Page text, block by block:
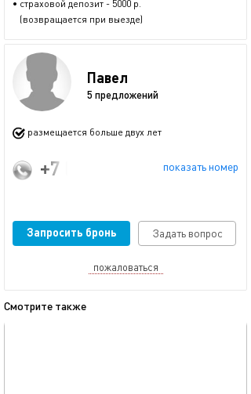
• страховой депозит - 5000 р.
(возвращается при выезде)
Павел
5 предложений
размещается больше двух лет
показать номер
+7 (911) 005-16-38
Запросить бронь Задать вопрос
пожаловаться
Смотрите также